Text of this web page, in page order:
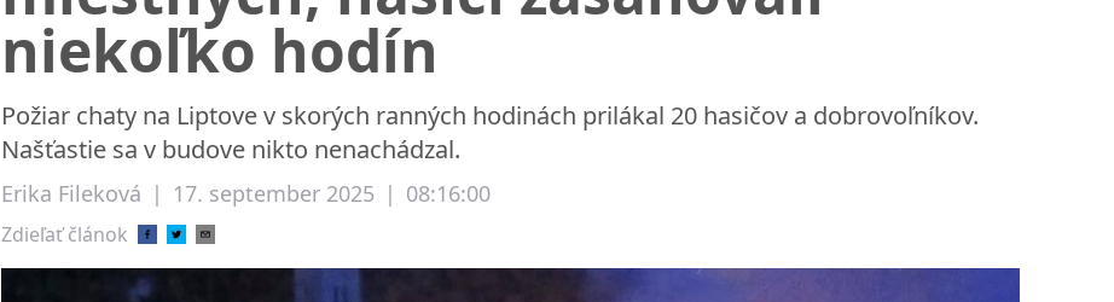
niekoľko hodín
Požiar chaty na Liptove v skorých ranných hodinách prilákal 20 hasičov a dobrovoľníkov.
Našťastie sa v budove nikto nenachádzal.
Erika Fileková | 17. september 2025 | 08:16:00
Zdieľať článok